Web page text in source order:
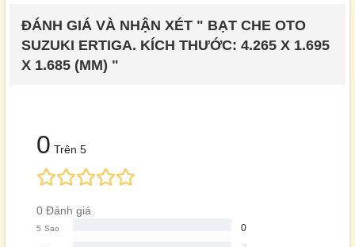
ĐÁNH GIÁ VÀ NHẬN XÉT " BẠT CHE OTO
SUZUKI ERTIGA. KÍCH THƯỚC: 4.265 X 1.695
X 1.685 (MM) "
0 Trên 5
0 Đánh giá
5 Sao 0